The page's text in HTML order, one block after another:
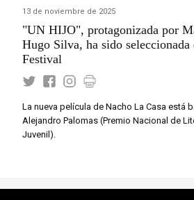
13 de noviembre de 2025
"UN HIJO", protagonizada por
Hugo Silva, ha sido
Festival
La nueva película de Nacho La Casa está
Alejandro Palomas (Premio Nacional de
Juvenil).